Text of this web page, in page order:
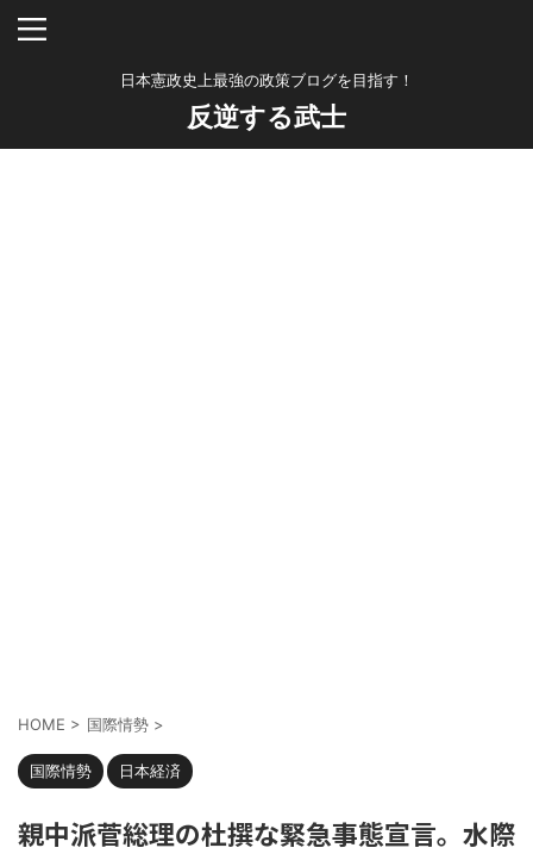
日本憲政史上最強の政策ブログを目指す！
反逆する武士
HOME > 国際情勢 >
国際情勢 日本経済
親中派菅総理の杜撰な緊急事態宣言。水際